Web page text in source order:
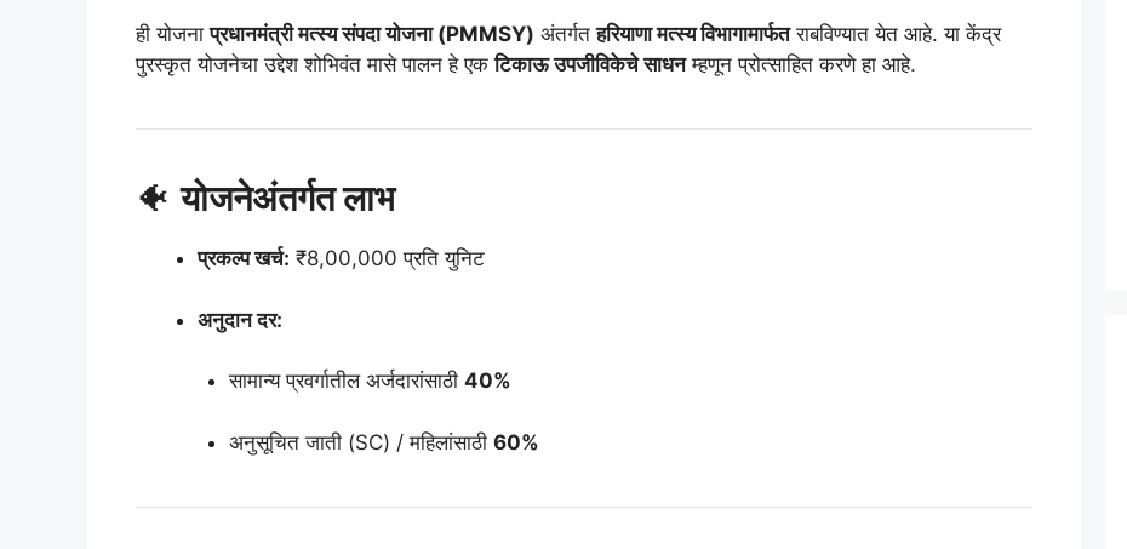
ही योजनाप्रधानमंत्री मत्स्य संपदा योजना (PMMSY) अंतर्गतहरियाणा मत्स्य विभागामार्फतराबविण्यात येत आहे. या केंद्र
पुरस्कृत योजनेचा उद्देश शोभिवंत मासे पालन हे एकटिकाऊ उपजीविकेचे साधनम्हणून प्रोत्साहित करणे हा आहे.
🐠योजनेअंतर्गत लाभ
प्रकल्प खर्च: ₹8,00,000 प्रति युनिट
अनुदान दर:
सामान्य प्रवर्गातील अर्जदारांसाठी 40%
अनुसूचित जाती (SC) / महिलांसाठी 60%